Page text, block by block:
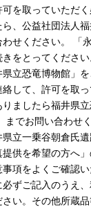
可を取っていただ
ら、公益社団法人
わせください。 「
をとってください
県立恐竜博物館」
絡して、許可を取
りましたら福井県
までお問い合わせく
県立一乗谷朝倉氏
提供を希望の方へ
事項をよくご確認
必ずご記入のうえ
さい。その他所蔵